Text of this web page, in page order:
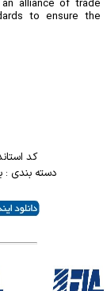
alliance of trade
to ensure the
کد
دسته بندی :